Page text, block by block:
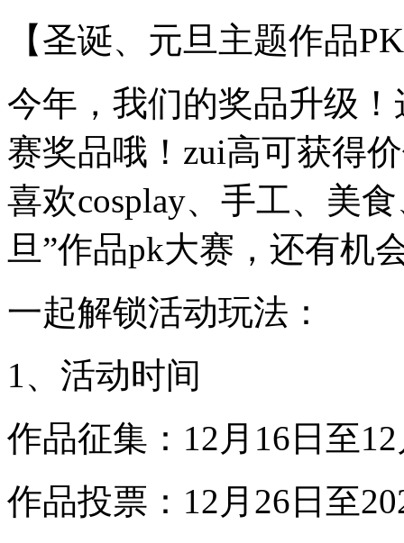
【圣诞、元旦主题作品
今年，我们的奖品升级
赛奖品哦！zui高可获得
喜欢cosplay、手工、美
旦”作品pk大赛，还有机
一起解锁活动玩法：
1、活动时间
作品征集：12月16日至
作品投票：12月26日至